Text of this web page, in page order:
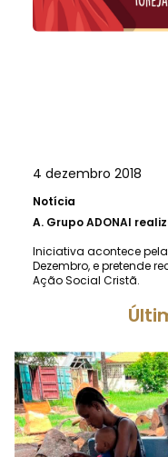
4 dezembro 2018
Notícia
A. Grupo ADONAI
Iniciativa acontece
Dezembro, e pretende
Ação Social Cristã.